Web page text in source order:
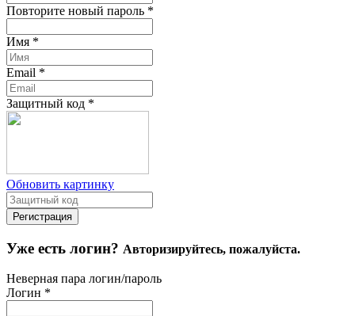
Повторите новый пароль *
Имя *
Email *
Защитный код *
Обновить картинку
Уже есть логин? Авторизируйтесь, пожалуйста.
Неверная пара логин/пароль
Логин *